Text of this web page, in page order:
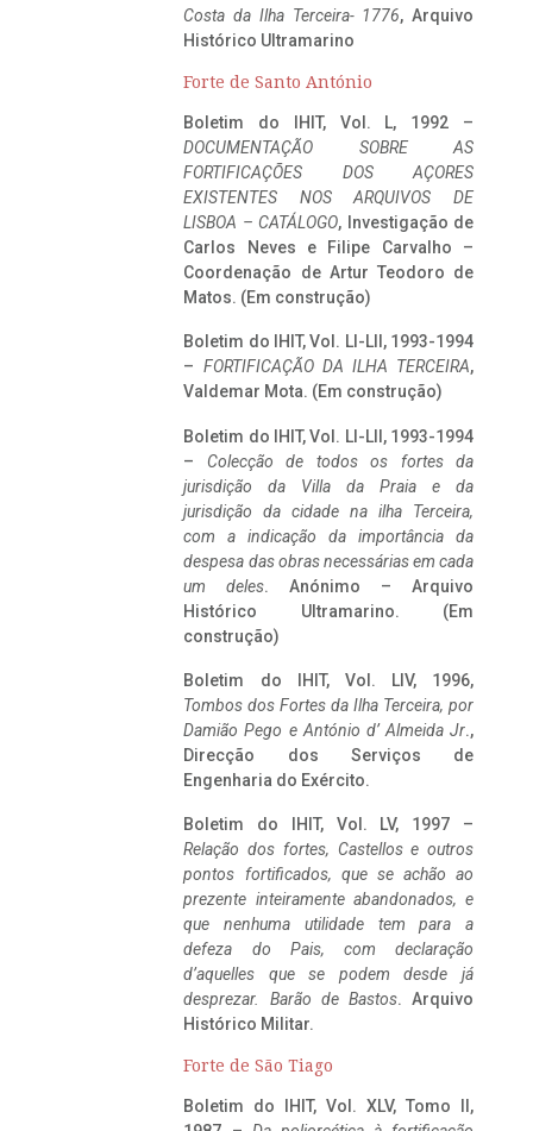
Costa da Ilha Terceira- 1776, Arquivo
Histórico Ultramarino
Forte de Santo António
Boletim do IHIT, Vol. L, 1992 –
DOCUMENTAÇÃO SOBRE AS
FORTIFICAÇÕES DOS AÇORES
EXISTENTES NOS ARQUIVOS DE
LISBOA – CATÁLOGO, Investigação de
Carlos Neves e Filipe Carvalho –
Coordenação de Artur Teodoro de
Matos. (Em construção)
Boletim do IHIT, Vol. LI-LII, 1993-1994
– FORTIFICAÇÃO DA ILHA TERCEIRA,
Valdemar Mota. (Em construção)
Boletim do IHIT, Vol. LI-LII, 1993-1994
– Colecção de todos os fortes da
jurisdição da Villa da Praia e da
jurisdição da cidade na ilha Terceira,
com a indicação da importância da
despesa das obras necessárias em cada
um deles. Anónimo – Arquivo
Histórico Ultramarino. (Em
construção)
Boletim do IHIT, Vol. LIV, 1996,
Tombos dos Fortes da Ilha Terceira, por
Damião Pego e António d’ Almeida Jr.,
Direcção dos Serviços de
Engenharia do Exército.
Boletim do IHIT, Vol. LV, 1997 –
Relação dos fortes, Castellos e outros
pontos fortificados, que se achão ao
prezente inteiramente abandonados, e
que nenhuma utilidade tem para a
defeza do Pais, com declaração
d’aquelles que se podem desde já
desprezar. Barão de Bastos. Arquivo
Histórico Militar.
Forte de São Tiago
Boletim do IHIT, Vol. XLV, Tomo II,